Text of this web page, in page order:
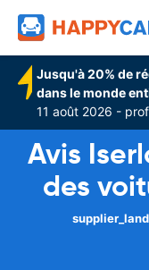
Jusqu'à 20% de
dans le monde
11 août 2026 -
Avis
des